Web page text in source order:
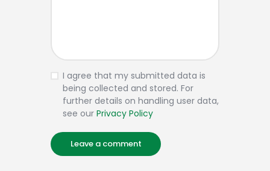
I agree that my submitted data is
being collected and stored. For
further details on handling user data,
see our Privacy Policy